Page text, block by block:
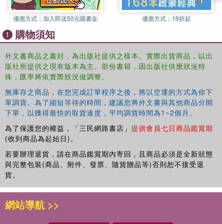
activation model).
The second section examines issues and findings that
have played an especially important role in testing models
of priming and includes chapters on the following topics:
methodological issues (e.g. counterbalancing of materials,
choice of priming baselines); automatic vs. strategic
priming; associative vs. “pure” semantic priming;
mediated priming; long-term semantic priming; backward
priming; unconscious priming; the prime-task effect; list
context effects; effects of word frequency, stimulus
quality, and stimulus repetition; and the cognitive
neuroscience of semantic priming.
The book closes with a summary and a discussion of
promising new research directions.
The volume will be of interest to a wide range of
researchers and students in the cognitive sciences and
neurosciences.
優惠方式： 加入即送50元購書金 優惠方式： 19折起
購物須知
外文書商品之書封，為出版社提供之樣本。實際出貨商品，以出
版社所提供之現有版本為主。部份書籍，因出版社供應狀況特
殊，匯率將依實際狀況做調整。
無庫存之商品，在您完成訂單程序之後，將以空運的方式為你下
單調貨。為了縮短等待的時間，建議您將外文書與其他商品分開
下單，以獲得最快的取貨速度，平均調貨時間為1~2個月。
為了保護您的權益，「三民網路書店」 提供會員七日商品鑑賞期
(收到商品為起始日)。
若要辦理退貨，請在商品鑑賞期內寄回，且商品必須是全新狀態
與完整包裝(商品、附件、發票、隨貨贈品等)否則恕不接受退
貨。
網站導航 >>